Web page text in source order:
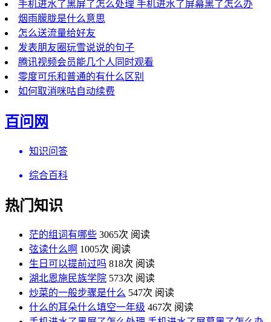
手机进水了黑屏了怎么处理 手机进水了屏幕黑了怎么办
烟雨朦胧是什么意思
怎么送流量给好友
发表朋友圈玩雪说说的句子
腾讯视频会员能几个人同时观看
零度可乐和普通的有什么区别
如何取消咪咕自动续费
百问网
知识问答
综合百科
热门知识
茫的组词有哪些 3065次 阅读
弦读什么啊 1005次 阅读
生日可以提前过吗 818次 阅读
湖北恩施民族学院 573次 阅读
炒菜的一般步骤是什么 547次 阅读
什么的耳朵什么填空一年级 467次 阅读